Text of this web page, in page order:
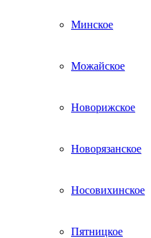
Минское
Можайское
Новорижское
Новорязанское
Носовихинское
Пятницкое